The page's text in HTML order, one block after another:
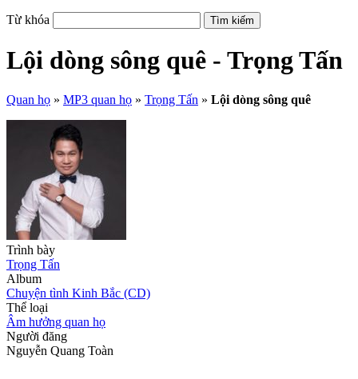
Từ khóa
Lội dòng sông quê - Trọng Tấn
Quan họ » MP3 quan họ » Trọng Tấn » Lội dòng sông quê
Trình bày
Trọng Tấn
Album
Chuyện tình Kinh Bắc (CD)
Thể loại
Âm hưởng quan họ
Người đăng
Nguyễn Quang Toàn